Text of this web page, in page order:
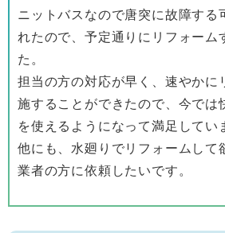
ニットバスなので唐突に故障する
れたので、予定通りにリフォーム
た。
担当の方の対応が早く、速やかに
施することができたので、今では
を使えるようになって満足してい
他にも、水廻りでリフォームして
業者の方に依頼したいです。